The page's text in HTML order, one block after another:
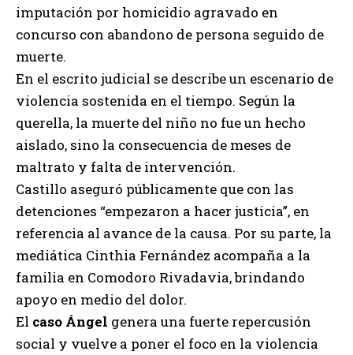
imputación por homicidio agravado en
concurso con abandono de persona seguido de
muerte.
En el escrito judicial se describe un escenario de
violencia sostenida en el tiempo. Según la
querella, la muerte del niño no fue un hecho
aislado, sino la consecuencia de meses de
maltrato y falta de intervención.
Castillo aseguró públicamente que con las
detenciones “empezaron a hacer justicia”, en
referencia al avance de la causa. Por su parte, la
mediática Cinthia Fernández acompaña a la
familia en Comodoro Rivadavia, brindando
apoyo en medio del dolor.
El caso Ángel genera una fuerte repercusión
social y vuelve a poner el foco en la violencia